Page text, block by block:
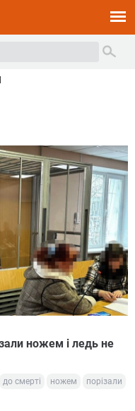
ножем і ледь не
до смерті ножем
порізали